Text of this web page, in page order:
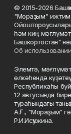
© 2015-2026
"Мораҙым"
һәм киң
Башкортостан"
Об
Элемтә,
өлкәһендә
Республикаһы
12 авгусында
тураһындағы
А.Ғ., "Мораҙым"
Р.И.Исҡужина.